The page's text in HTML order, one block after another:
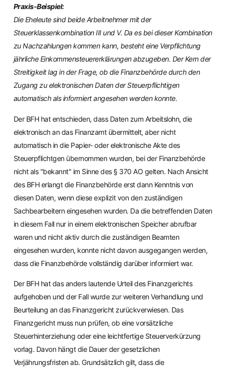
Praxis-Beispiel:
Die Eheleute sind beide Arbeitnehmer mit der
Steuerklassenkombination III und V. Da es bei dieser Kombination
zu Nachzahlungen kommen kann, besteht eine Verpflichtung
jährliche Einkommensteuererklärungen abzugeben. Der Kern der
Streitigkeit lag in der Frage, ob die Finanzbehörde durch den
Zugang zu elektronischen Daten der Steuerpflichtigen
automatisch als informiert angesehen werden konnte.
Der BFH hat entschieden, dass Daten zum Arbeitslohn, die
elektronisch an das Finanzamt übermittelt, aber nicht
automatisch in die Papier- oder elektronische Akte des
Steuerpflichtgen übernommen wurden, bei der Finanzbehörde
nicht als "bekannt" im Sinne des § 370 AO gelten. Nach Ansicht
des BFH erlangt die Finanzbehörde erst dann Kenntnis von
diesen Daten, wenn diese explizit von den zuständigen
Sachbearbeitern eingesehen wurden. Da die betreffenden Daten
in diesem Fall nur in einem elektronischen Speicher abrufbar
waren und nicht aktiv durch die zuständigen Beamten
eingesehen wurden, konnte nicht davon ausgegangen werden,
dass die Finanzbehörde vollständig darüber informiert war.
Der BFH hat das anders lautende Urteil des Finanzgerichts
aufgehoben und der Fall wurde zur weiteren Verhandlung und
Beurteilung an das Finanzgericht zurückverwiesen. Das
Finanzgericht muss nun prüfen, ob eine vorsätzliche
Steuerhinterziehung oder eine leichtfertige Steuerverkürzung
vorlag. Davon hängt die Dauer der gesetzlichen
Verjährungsfristen ab. Grundsätzlich gilt, dass die